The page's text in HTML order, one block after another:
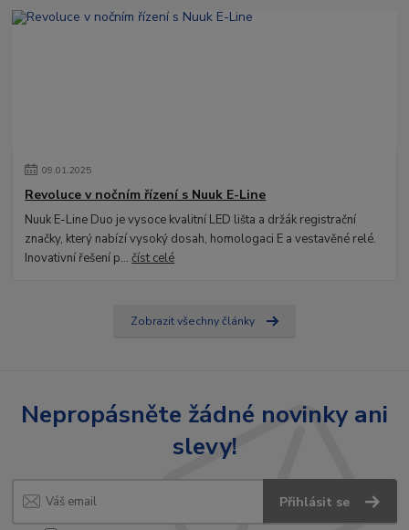
09.01.2025
Revoluce v nočním řízení s Nuuk E-Line
Nuuk E-Line Duo je vysoce kvalitní LED lišta a držák registrační
značky, který nabízí vysoký dosah, homologaci E a vestavěné relé.
Inovativní řešení p...číst celé
Zobrazit všechny články
Nepropásněte žádné novinky ani
slevy!
Přihlásit se